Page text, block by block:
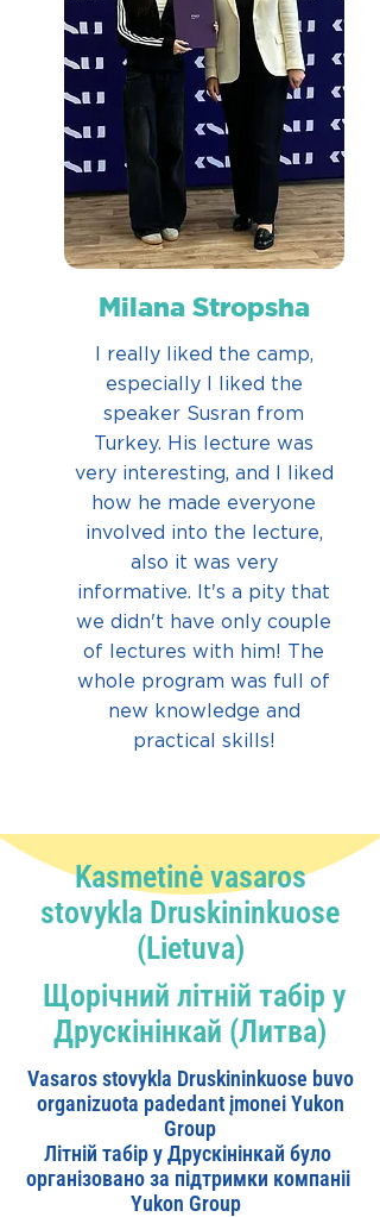
Milana Stropsha
I really liked the camp,
especially I liked the
speaker Susran from
Turkey. His lecture was
very interesting, and I liked
how he made everyone
involved into the lecture,
also it was very
informative. It's a pity that
we didn't have only couple
of lectures with him! The
whole program was full of
new knowledge and
practical skills!
Kasmetinė vasaros
stovykla Druskininkuose
(Lietuva)
Щорічний літній табір у
Друскінінкай (Литва)
Vasaros stovykla Druskininkuose buvo
organizuota padedant įmonei Yukon
Group
Літній табір у Друскінінкай було
організовано за підтримки компаніі
Yukon Group